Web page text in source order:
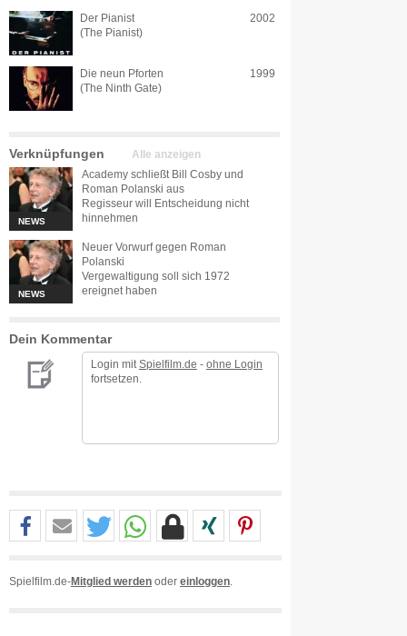
Der Pianist
(The Pianist)
2002
Die neun Pforten
(The Ninth Gate)
1999
Verknüpfungen Alle anzeigen
NEWS
Academy schließt Bill Cosby und
Roman Polanski aus
Regisseur will Entscheidung nicht
hinnehmen
NEWS
Neuer Vorwurf gegen Roman
Polanski
Vergewaltigung soll sich 1972
ereignet haben
Dein Kommentar
Login mit Spielfilm.de - ohne Login
fortsetzen.
Spielfilm.de-Mitglied werden oder einloggen